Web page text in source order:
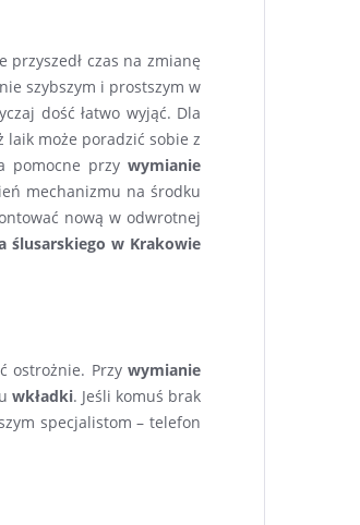
przyszedł czas na zmianę
szybszym i prostszym w
dość łatwo wyjąć. Dla
laik może poradzić sobie z
pomocne przy wymianie
mechanizmu na środku
nową w odwrotnej
ślusarskiego w Krakowie
ostrożnie. Przywymianie
wkładki. Jeśli komuś brak
specjalistom – telefon